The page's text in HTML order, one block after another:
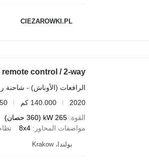
CIEZAROWKI.PL
remote control / 2-way
الرافعات (الأوناش) - شاحنة
2020
140.000 كم 850
القوة 265 kW (360 حصان)
مواصفات المحاور
8x4
بولندا، Krakow